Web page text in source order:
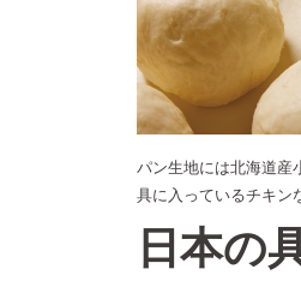
パン生地には北海道産
具に入っているチキン
日本の